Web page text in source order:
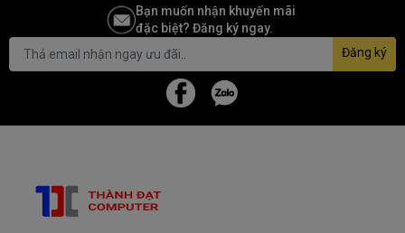
Bạn muốn nhận khuyến mãi
đặc biệt? Đăng ký ngay.
Đăng ký